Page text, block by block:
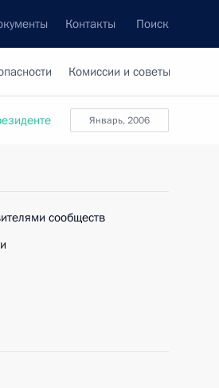
Контакты Поиск
Комиссии и советы
январь, 2006
сообществ